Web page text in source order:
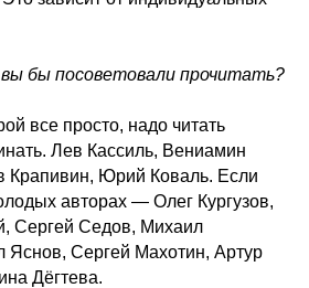
бы посоветовали прочитать?
все просто, надо читать
Лев Кассиль, Вениамин
Крапивин, Юрий Коваль. Если
авторах — Олег Кургузов,
Сергей Седов, Михаил
Яснов, Сергей Махотин, Артур
Дёгтева.